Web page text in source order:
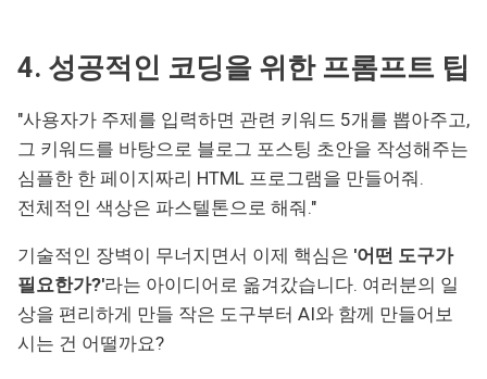
4. 성공적인 코딩을 위한 프롬프트 팁
"사용자가 주제를 입력하면 관련 키워드 5개를 뽑아주고,
그 키워드를 바탕으로 블로그 포스팅 초안을 작성해주는
심플한 한 페이지짜리 HTML 프로그램을 만들어줘.
전체적인 색상은 파스텔톤으로 해줘."
기술적인 장벽이 무너지면서 이제 핵심은 '어떤 도구가
필요한가?'라는 아이디어로 옮겨갔습니다. 여러분의 일
상을 편리하게 만들 작은 도구부터 AI와 함께 만들어보
시는 건 어떨까요?